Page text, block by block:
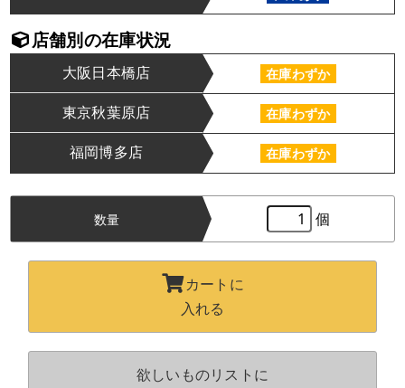
店舗別の在庫状況
大阪日本橋店 在庫わずか
東京秋葉原店 在庫わずか
福岡博多店 在庫わずか
数量 個
カートに
入れる
欲しいものリストに